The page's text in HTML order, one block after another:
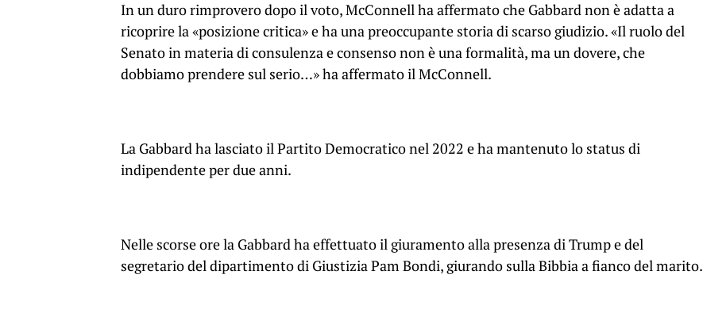
In un duro rimprovero dopo il voto, McConnell ha affermato che Gabbard non è adatta a
ricoprire la «posizione critica» e ha una preoccupante storia di scarso giudizio. «Il ruolo del
Senato in materia di consulenza e consenso non è una formalità, ma un dovere, che
dobbiamo prendere sul serio…» ha affermato il McConnell.
La Gabbard ha lasciato il Partito Democratico nel 2022 e ha mantenuto lo status di
indipendente per due anni.
Nelle scorse ore la Gabbard ha effettuato il giuramento alla presenza di Trump e del
segretario del dipartimento di Giustizia Pam Bondi, giurando sulla Bibbia a fianco del marito.